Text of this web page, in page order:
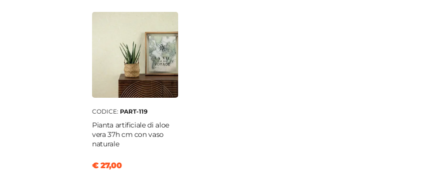
CODICE: PART-119
Pianta artificiale di aloe
vera 37h cm con vaso
naturale
€ 27,00